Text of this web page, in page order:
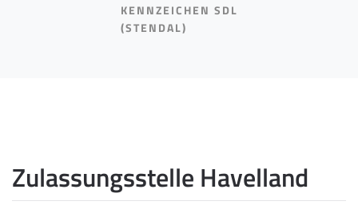
KENNZEICHEN SDL
(STENDAL)
Zulassungsstelle Havelland